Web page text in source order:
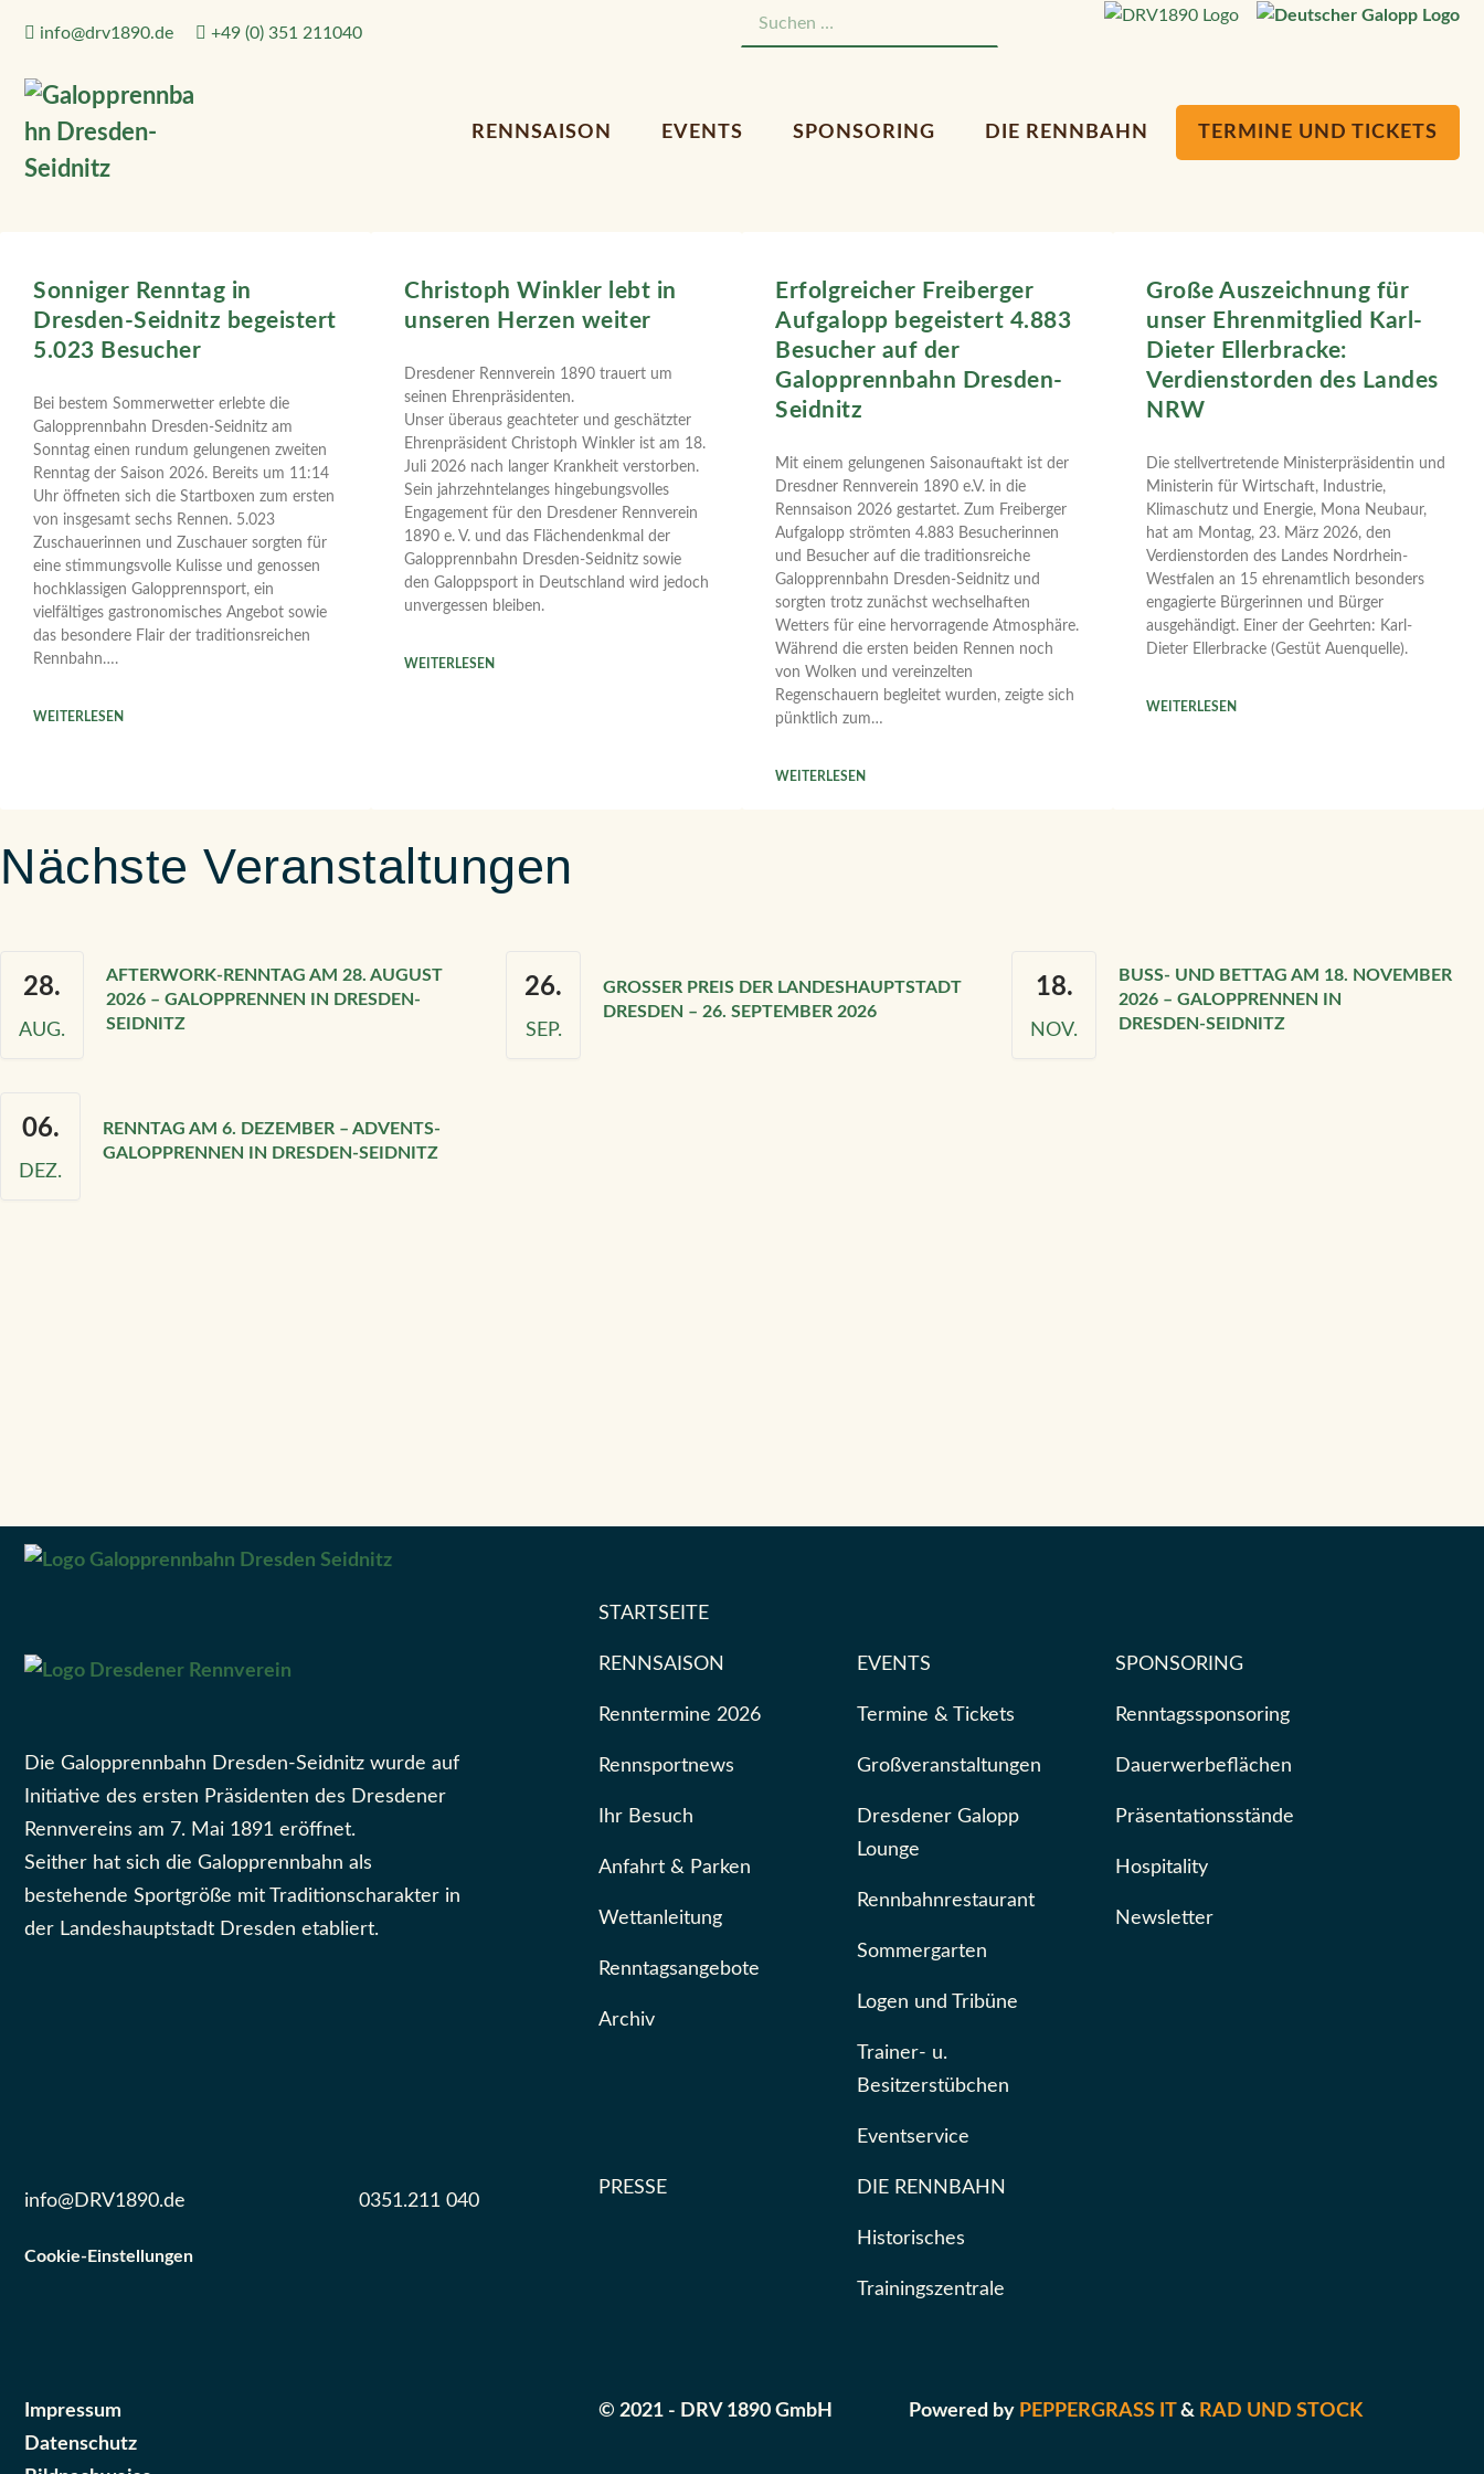
info@drv1890.de​ +49 (0) 351 211040
RENNSAISON EVENTS SPONSORING DIE RENNBAHN TERMINE UND TICKETS
Sonniger Renntag in
Dresden-Seidnitz begeistert
5.023 Besucher
Bei bestem Sommerwetter erlebte die
Galopprennbahn Dresden-Seidnitz am
Sonntag einen rundum gelungenen zweiten
Renntag der Saison 2026. Bereits um 11:14
Uhr öffneten sich die Startboxen zum ersten
von insgesamt sechs Rennen. 5.023
Zuschauerinnen und Zuschauer sorgten für
eine stimmungsvolle Kulisse und genossen
hochklassigen Galopprennsport, ein
vielfältiges gastronomisches Angebot sowie
das besondere Flair der traditionsreichen
Rennbahn….
WEITERLESEN
Christoph Winkler lebt in
unseren Herzen weiter
Dresdener Rennverein 1890 trauert um
seinen Ehrenpräsidenten.
Unser überaus geachteter und geschätzter
Ehrenpräsident Christoph Winkler ist am 18.
Juli 2026 nach langer Krankheit verstorben.
Sein jahrzehntelanges hingebungsvolles
Engagement für den Dresdener Rennverein
1890 e. V. und das Flächendenkmal der
Galopprennbahn Dresden-Seidnitz sowie
den Galoppsport in Deutschland wird jedoch
unvergessen bleiben.
WEITERLESEN
Erfolgreicher Freiberger
Aufgalopp begeistert 4.883
Besucher auf der
Galopprennbahn Dresden-
Seidnitz
Mit einem gelungenen Saisonauftakt ist der
Dresdner Rennverein 1890 e.V. in die
Rennsaison 2026 gestartet. Zum Freiberger
Aufgalopp strömten 4.883 Besucherinnen
und Besucher auf die traditionsreiche
Galopprennbahn Dresden-Seidnitz und
sorgten trotz zunächst wechselhaften
Wetters für eine hervorragende Atmosphäre.
Während die ersten beiden Rennen noch
von Wolken und vereinzelten
Regenschauern begleitet wurden, zeigte sich
pünktlich zum…
WEITERLESEN
Große Auszeichnung für
unser Ehrenmitglied Karl-
Dieter Ellerbracke:
Verdienstorden des Landes
NRW
Die stellvertretende Ministerpräsidentin und
Ministerin für Wirtschaft, Industrie,
Klimaschutz und Energie, Mona Neubaur,
hat am Montag, 23. März 2026, den
Verdienstorden des Landes Nordrhein-
Westfalen an 15 ehrenamtlich besonders
engagierte Bürgerinnen und Bürger
ausgehändigt. Einer der Geehrten: Karl-
Dieter Ellerbracke (Gestüt Auenquelle).
WEITERLESEN
Nächste Veranstaltungen
28.
AUG.
AFTERWORK-RENNTAG AM 28. AUGUST
2026 – GALOPPRENNEN IN DRESDEN-
SEIDNITZ
26.
SEP.
GROSSER PREIS DER LANDESHAUPTSTADT D
RESDEN – 26. SEPTEMBER 2026
18.
NOV.
BUSS- UND BETTAG AM 18. NOVEMBER 2
026 – GALOPPRENNEN IN D
RESDEN‑SEIDNITZ
06.
DEZ.
RENNTAG AM 6. DEZEMBER – ADVENTS-
GALOPPRENNEN IN DRESDEN-SEIDNITZ
Die Galopprennbahn Dresden-Seidnitz wurde auf
Initiative des ersten Präsidenten des Dresdener
Rennvereins am 7. Mai 1891 eröffnet.
Seither hat sich die Galopprennbahn als
bestehende Sportgröße mit Traditionscharakter in
der Landeshauptstadt Dresden etabliert.
info@DRV1890.de 0351.211 040
Cookie-Einstellungen
STARTSEITE
RENNSAISON
Renntermine 2026
Rennsportnews
Ihr Besuch
Anfahrt & Parken
Wettanleitung
Renntagsangebote
Archiv
EVENTS
Termine & Tickets
Großveranstaltungen
Dresdener Galopp
Lounge
Rennbahnrestaurant
Sommergarten
Logen und Tribüne
Trainer- u.
Besitzerstübchen
Eventservice
SPONSORING
Renntagssponsoring
Dauerwerbeflächen
Präsentationsstände
Hospitality
Newsletter
PRESSE DIE RENNBAHN
Historisches
Trainingszentrale
Impressum
Datenschutz
© 2021 - DRV 1890 GmbH Powered by PEPPERGRASS IT& RAD UND STOCK